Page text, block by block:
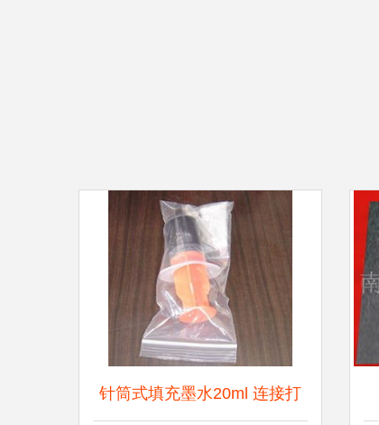
针筒式填充墨水20ml 连接打